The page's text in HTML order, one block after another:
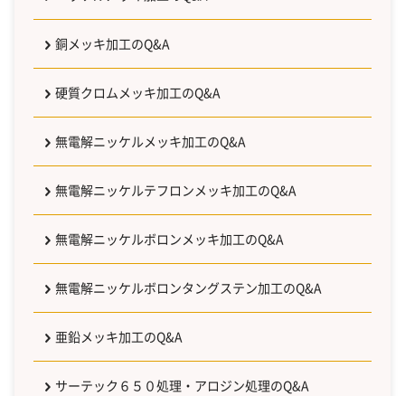
銅メッキ加工のQ&A
硬質クロムメッキ加工のQ&A
無電解ニッケルメッキ加工のQ&A
無電解ニッケルテフロンメッキ加工のQ&A
無電解ニッケルボロンメッキ加工のQ&A
無電解ニッケルボロンタングステン加工のQ&A
亜鉛メッキ加工のQ&A
サーテック６５０処理・アロジン処理のQ&A